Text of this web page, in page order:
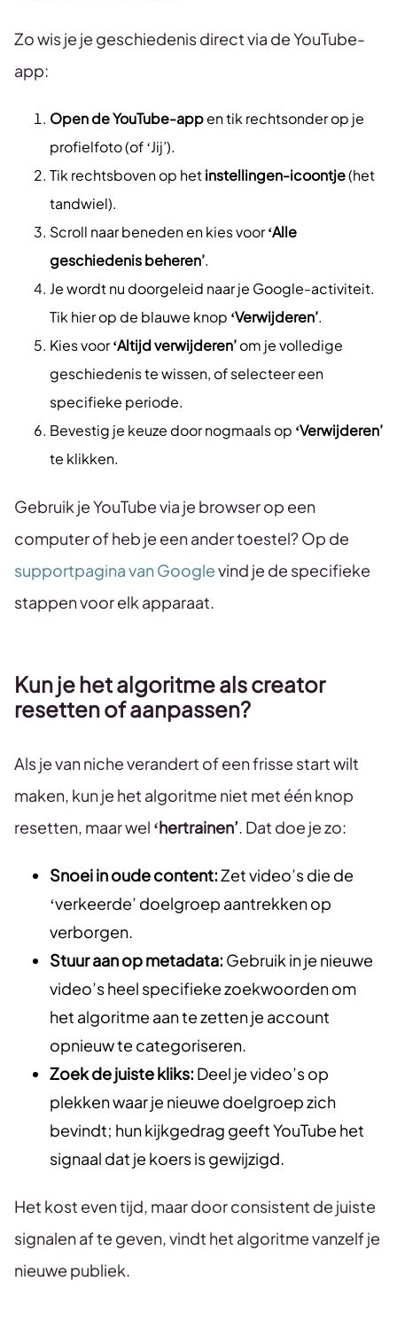
Zo wis je je geschiedenis direct via de YouTube-
app:
Open de YouTube-appen tik rechtsonder op je
profielfoto (of ‘Jij’).
Tik rechtsboven op hetinstellingen-icoontje(het
tandwiel).
Scroll naar beneden en kies voor‘Alle
geschiedenis beheren’.
Je wordt nu doorgeleid naar je Google-activiteit.
Tik hier op de blauwe knop ‘Verwijderen’.
Kies voor‘Altijd verwijderen’om je volledige
geschiedenis te wissen, of selecteer een
specifieke periode.
Bevestig je keuze door nogmaals op ‘Verwijderen’
te klikken.
Gebruik je YouTube via je browser op een
computer of heb je een ander toestel? Op de
supportpagina van Googlevind je de specifieke
stappen voor elk apparaat.
Kun je het algoritme als creator
resetten of aanpassen?
Als je van niche verandert of een frisse start wilt
maken, kun je het algoritme niet met één knop
resetten, maar wel ‘hertrainen’. Dat doe je zo:
Snoei in oude content:Zet video’s die de
‘verkeerde’ doelgroep aantrekken op
verborgen.
Stuur aan op metadata: Gebruik in je nieuwe
video’s heel specifieke zoekwoorden om
het algoritme aan te zetten je account
opnieuw te categoriseren.
Zoek de juiste kliks: Deel je video’s op
plekken waar je nieuwe doelgroep zich
bevindt; hun kijkgedrag geeft YouTube het
signaal dat je koers is gewijzigd.
Het kost even tijd, maar door consistent de juiste
signalen af te geven, vindt het algoritme vanzelf je
nieuwe publiek.